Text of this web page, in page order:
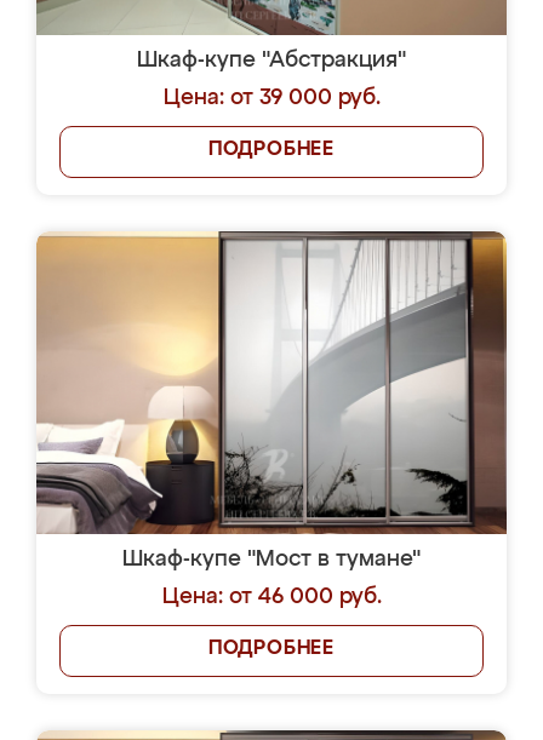
Шкаф-купе "Абстракция"
Цена: от 39 000 руб.
ПОДРОБНЕЕ
Шкаф-купе "Мост в тумане"
Цена: от 46 000 руб.
ПОДРОБНЕЕ